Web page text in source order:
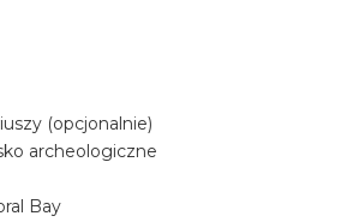
(opcjonalnie)
archeologiczne
Bay